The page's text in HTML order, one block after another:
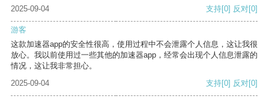
2025-09-04
支持[0] 反对[0]
游客
这款加速器app的安全性很高，使用过程中不会泄露个人信息，这让我很
放心。我以前使用过一些其他的加速器app，经常会出现个人信息泄露的
情况，这让我非常担心。
2025-09-04
支持[0] 反对[0]